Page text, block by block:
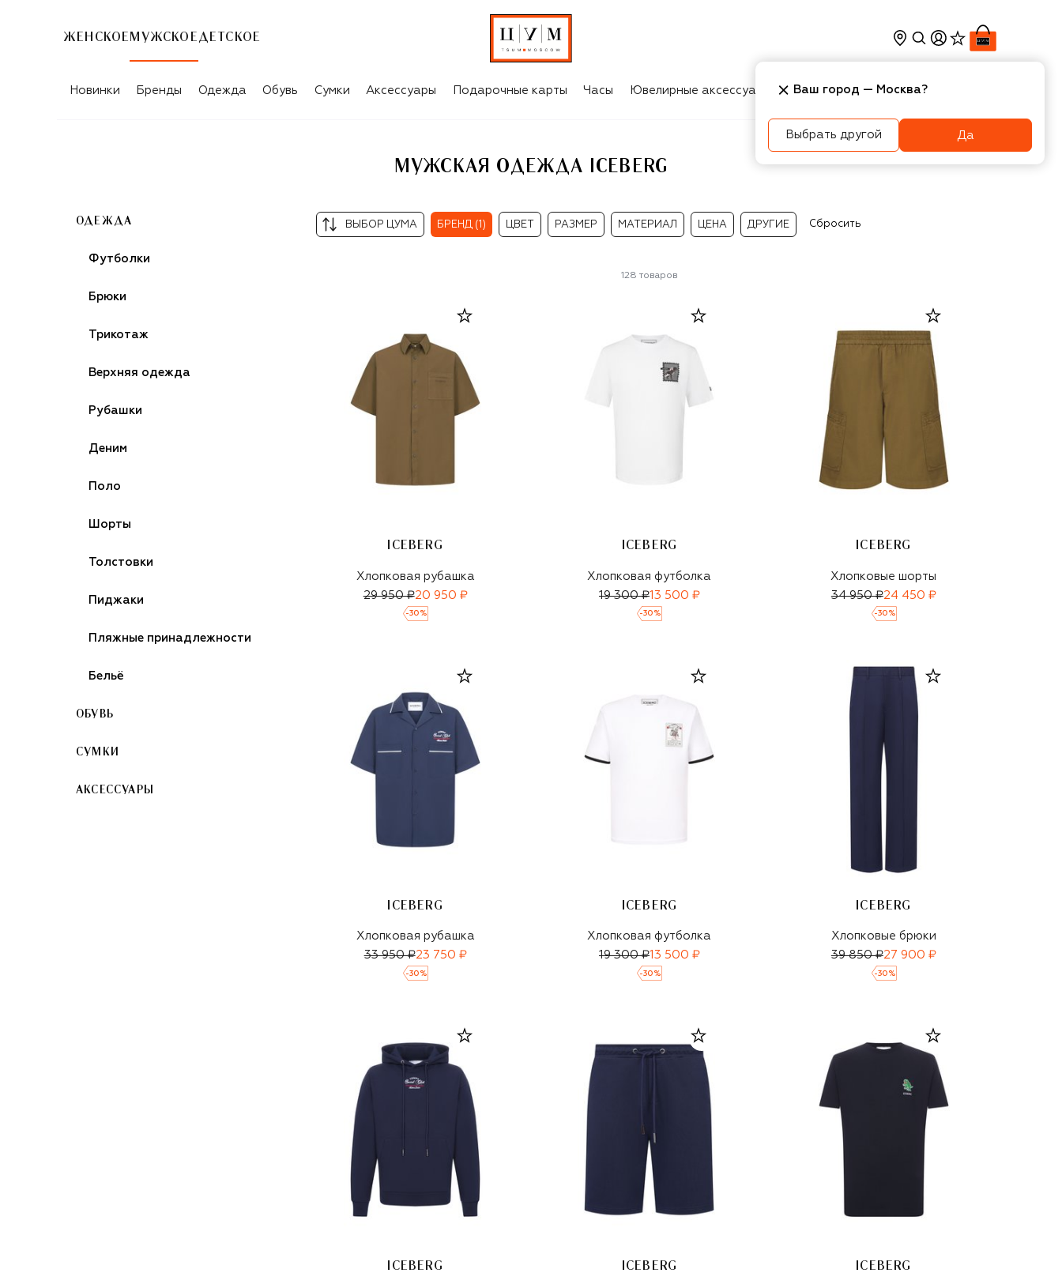
ЖЕНСКОЕ МУЖСКОЕ ДЕТСКОЕ
МУЖСКАЯ ОДЕЖДА ICEBERG
Новинки Бренды Одежда Обувь Сумки Аксессуары Подарочные карты Часы Ювелирные аксессуары Косметика Интерьер
МУЖСКАЯ ОДЕЖДА ICEBERG
ОДЕЖДА
Футболки
Брюки
Трикотаж
Верхняя одежда
Рубашки
Деним
Поло
Шорты
Толстовки
Пиджаки
Пляжные принадлежности
Бельё
ОБУВЬ
СУМКИ
АКСЕССУАРЫ
ВЫБОР ЦУМА БРЕНД (1) ЦВЕТ РАЗМЕР МАТЕРИАЛ ЦЕНА ДРУГИЕ Сбросить
128 товаров
ICEBERG
Хлопковая рубашка
29 950 ₽20 950 ₽
-30 %
ICEBERG
Хлопковая футболка
19 300 ₽13 500 ₽
-30 %
ICEBERG
Хлопковые шорты
34 950 ₽24 450 ₽
-30 %
ICEBERG
Хлопковая рубашка
33 950 ₽23 750 ₽
-30 %
ICEBERG
Хлопковая футболка
19 300 ₽13 500 ₽
-30 %
ICEBERG
Хлопковые брюки
39 850 ₽27 900 ₽
-30 %
ICEBERG ICEBERG ICEBERG
Ваш город — Москва?
Выбрать другой Да